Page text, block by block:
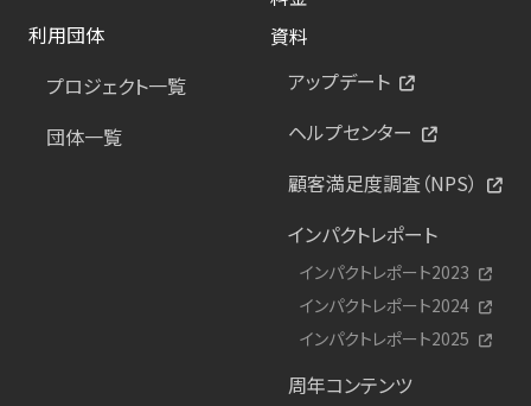
利用団体
プロジェクト一覧
団体一覧
資料
アップデート
ヘルプセンター
顧客満足度調査（NPS）
インパクトレポート
インパクトレポート2023
インパクトレポート2024
インパクトレポート2025
周年コンテンツ